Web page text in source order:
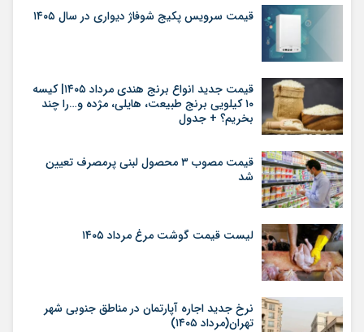
قیمت سرویس پکیج شوفاژ دیواری در سال ۱۴۰۵
قیمت جدید انواع برنج هندی مرداد ۱۴۰۵| کیسه
۱۰ کیلویی برنج طبیعت، هایلی، مژده و…را چند
بخریم؟ + جدول
قیمت مصوب ۳ محصول لبنی پرمصرف تعیین
شد
لیست قیمت گوشت مرغ مرداد ۱۴۰۵
نرخ جدید اجاره آپارتمان در مناطق جنوبی شهر
تهران(مرداد ۱۴۰۵)